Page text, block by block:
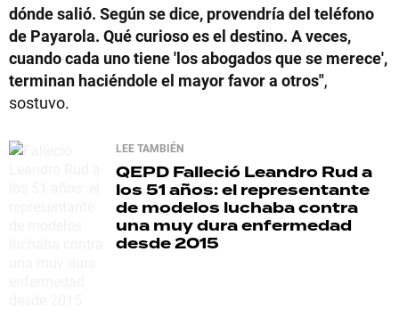
dónde salió. Según se dice, provendría del teléfono
de Payarola. Qué curioso es el destino. A veces,
cuando cada uno tiene 'los abogados que se merece',
terminan haciéndole el mayor favor a otros",
sostuvo.
LEE TAMBIÉN
QEPD Falleció Leandro Rud a
los 51 años: el representante
de modelos luchaba contra
una muy dura enfermedad
desde 2015